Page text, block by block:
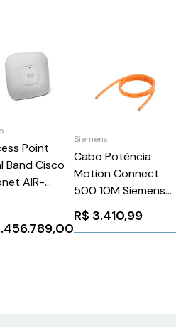
Point
Band Cisco
AIR-
A-K9
Siemens
Cabo Potência
Motion Connect
500 10M Siemens
R$ 3.410,99